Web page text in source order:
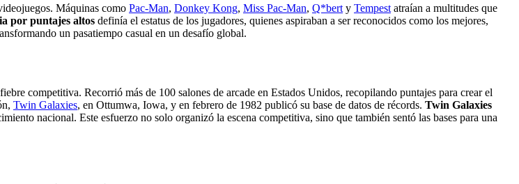
Máquinas como Pac-Man, Donkey Kong, Miss Pac-Man, Q*bert y Tempest atraían a multitudes que
por puntajes altos definía el estatus de los jugadores, quienes aspiraban a ser reconocidos como los mejores,
un pasatiempo casual en un desafío global.
competitiva. Recorrió más de 100 salones de arcade en Estados Unidos, recopilando puntajes para crear el
Twin Galaxies, en Ottumwa, Iowa, y en febrero de 1982 publicó su base de datos de récords. Twin Galaxies
nacional. Este esfuerzo no solo organizó la escena competitiva, sino que también sentó las bases para una